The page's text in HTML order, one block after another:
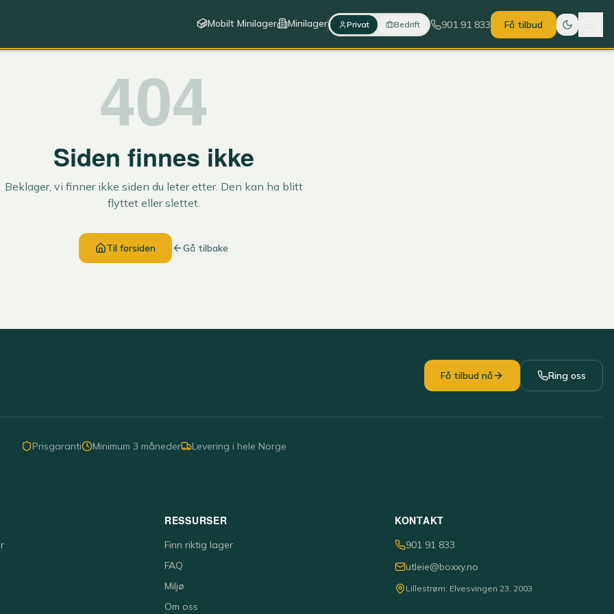
Mobilt Minilager Minilager Privat Bedrift 901 91 833 Få tilbud
404
Siden finnes ikke
Beklager, vi finner ikke siden du leter etter. Den kan ha blitt
flyttet eller slettet.
Til forsiden Gå tilbake
Få tilbud nå Ring oss
Prisgaranti Minimum 3 måneder Levering i hele Norge
RESSURSER
Finn riktig lager
FAQ
Miljø
Om oss
KONTAKT
901 91 833
utleie@boxxy.no
Lillestrøm: Elvesvingen 23, 2003